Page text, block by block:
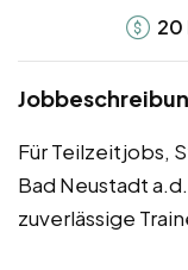
20
Für Teilzeitjobs,
Bad Neustadt
zuverlässige